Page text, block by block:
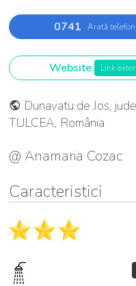
0741 Arată telefon
Website Link
Dunavatu de Jos,
TULCEA, România
@ Anamaria Cozac
Caracteristici